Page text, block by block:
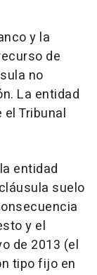
y la
de
no
La entidad
Tribunal
entidad
suelo
y el
de 2013 (el
tipo fijo en